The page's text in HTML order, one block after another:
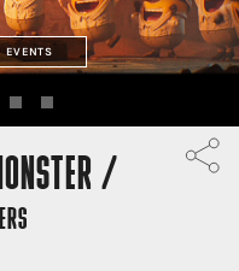
EVENTS
/